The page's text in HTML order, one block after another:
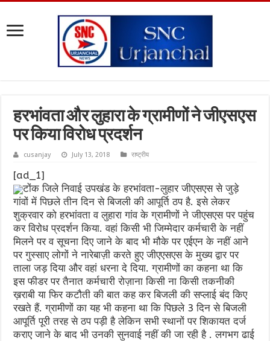
हरभांवता और लुहारा के ग्रामीणों ने जीएसएस
पर किया विरोध प्रदर्शन
cusanjay July 13, 2018 राष्ट्रीय
[ad_1]
टोंक जिले निवाई उपखंड के हरभांवता-लुहार जीएसएस से जुड़े
गांवों में पिछले तीन दिन से बिजली की आपूर्ति ठप है. इसे लेकर
शुक्रवार को हरभांवता व लुहारा गांव के ग्रामीणों ने जीएसएस पर पहुंच
कर विरोध प्रदर्शन किया. वहां किसी भी जिम्मेदार कर्मचारी के नहीं
मिलने पर व सूचना दिए जाने के बाद भी मौके पर एईएन के नहीं आने
पर गुस्साए लोगों ने नारेबाज़ी करते हुए जीएएसएस के मुख्य द्वार पर
ताला जड़ दिया और वहां धरना दे दिया. ग्रामीणों का कहना था कि
इस फीडर पर तैनात कर्मचारी रोज़ाना किसी ना किसी तकनीकी
ख़राबी या फिर कटौती की बात कह कर बिजली की सप्लाई बंद किए
रखते हैं. ग्रामीणों का यह भी कहना था कि पिछले 3 दिन से बिजली
आपूर्ति पूरी तरह से ठप पड़ी है लेकिन सभी स्थानों पर शिकायत दर्ज
कराए जाने के बाद भी उनकी सुनवाई नहीं की जा रही है . लगभग ढाई